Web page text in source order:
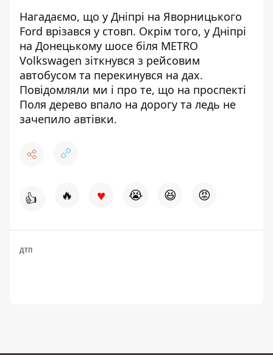
Нагадаємо, що у Дніпрі на Яворницького
Ford врізався у стовп. Окрім того, у Дніпрі
на Донецькому шосе біля METRO
Volkswagen зіткнувся з рейсовим
автобусом та перекинувся на дах.
Повідомляли ми і про те, що на проспекті
Поля дерево впало на дорогу та ледь не
зачепило автівки.
👍 🔥 ♥ 😭 😆 😡
ДТП